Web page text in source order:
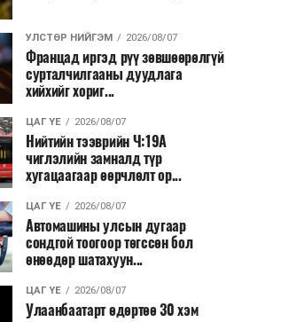
УЛСТӨР НИЙГЭМ 2026/08/07
Францад иргэд рүү зөвшөөрөлгүй
сурталчилгааны дуудлага
хийхийг хориг...
ЦАГ ҮЕ 2026/08/07
Нийтийн тээврийн Ч:19А
чиглэлийн замналд түр
хугацаагаар өөрчлөлт ор...
ЦАГ ҮЕ 2026/08/07
Автомашины улсын дугаар
сондгой тоогоор төгссөн бол
өнөөдөр шатахуун...
ЦАГ ҮЕ 2026/08/07
Улаанбаатарт өдөртөө 30 хэм